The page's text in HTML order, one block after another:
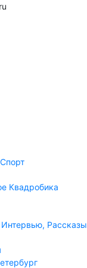
Квадробика
Рассказы